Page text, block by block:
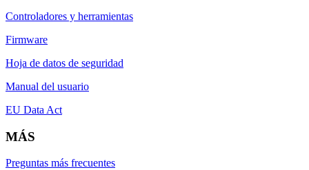
Controladores y herramientas
Firmware
Hoja de datos de seguridad
Manual del usuario
EU Data Act
MÁS
Preguntas más frecuentes